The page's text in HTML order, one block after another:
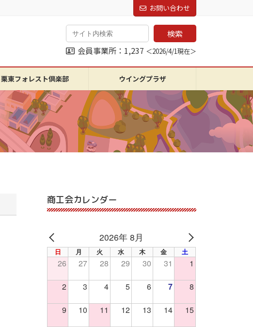
お問い合わせ
検索
会員事業所：1,237 ＜2026/4/1現在＞
栗東フォレスト倶楽部 ウイングプラザ
商工会カレンダー
PREV
2026年 8月
NEXT
日 月 火 水 木 金 土
26 27 28 29 30 31 1
2 3 4 5 6 7 8
9 10 11 12 13 14 15